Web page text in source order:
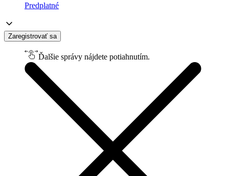
Predplatné
Zaregistrovať sa
Ďalšie správy nájdete potiahnutím.